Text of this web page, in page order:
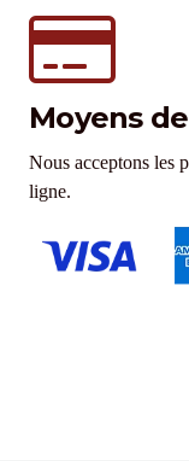
Moyens
Nous acceptons les
ligne.